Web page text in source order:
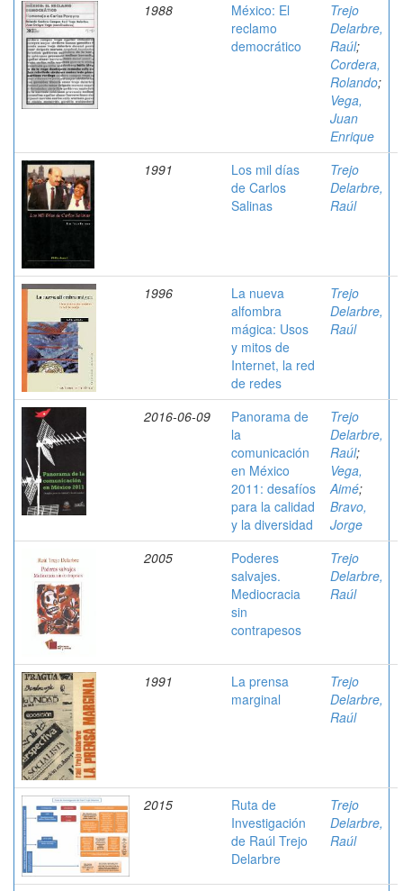
1988
México: El
reclamo
democrático
Trejo
Delarbre,
Raúl;
Cordera,
Rolando;
Vega,
Juan
Enrique
1991
Los mil días
de Carlos
Salinas
Trejo
Delarbre,
Raúl
1996
La nueva
alfombra
mágica: Usos
y mitos de
Internet, la red
de redes
Trejo
Delarbre,
Raúl
2016-06-09
Panorama de
la
comunicación
en México
2011: desafíos
para la calidad
y la diversidad
Trejo
Delarbre,
Raúl;
Vega,
Aimé;
Bravo,
Jorge
2005
Poderes
salvajes.
Mediocracia
sin
contrapesos
Trejo
Delarbre,
Raúl
1991
La prensa
marginal
Trejo
Delarbre,
Raúl
2015
Ruta de
Investigación
de Raúl Trejo
Delarbre
Trejo
Delarbre,
Raúl